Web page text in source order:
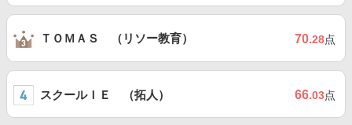
ＴＯＭＡＳ （リソー教育） 70.28点
スクールＩＥ （拓人） 66.03点